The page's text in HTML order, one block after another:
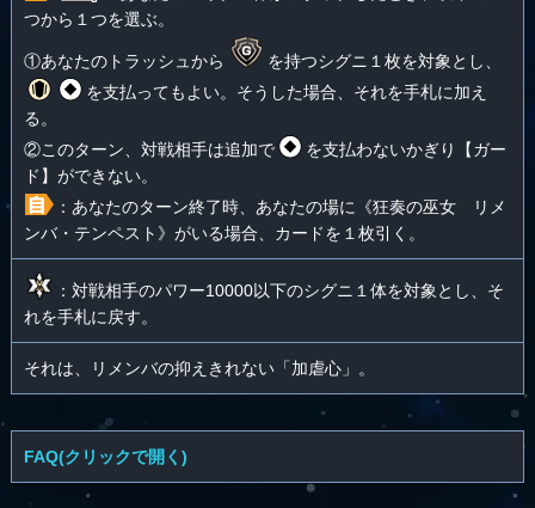
つから１つを選ぶ。
①あなたのトラッシュから
を持つシグニ１枚を対象とし、
を支払ってもよい。そうした場合、それを手札に加え
る。
②このターン、対戦相手は追加で
を支払わないかぎり【ガー
ド】ができない。
：あなたのターン終了時、あなたの場に《狂奏の巫女 リメ
ンバ・テンペスト》がいる場合、カードを１枚引く。
：対戦相手のパワー10000以下のシグニ１体を対象とし、そ
れを手札に戻す。
それは、リメンバの抑えきれない「加虐心」。
FAQ(クリックで開く)